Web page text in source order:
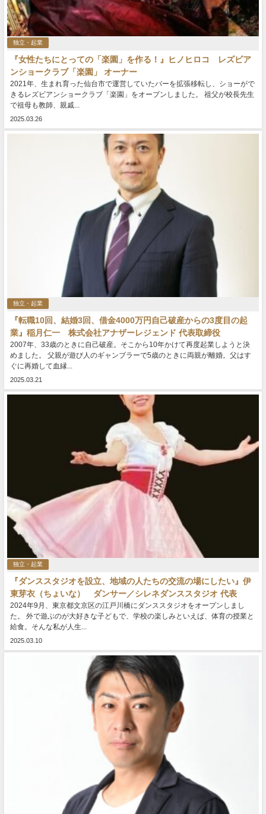
独立・起業
『女性たちにとっての「楽園」を作る！』ヒノヒロコ レズビア
ンショークラブ「楽園」 オーナー
2021年、生まれ育った仙台市で運営していたバーを拡張移転し、ショーがで
きるレズビアンショークラブ「楽園」をオープンしました。 祖父が校長先生
で祖母も教師、親戚...
2025.03.26
独立・起業
『転職10回、結婚3回、借金4000万円自己破産からの3度目の起
業』稲月仁一 株式会社アナザーレジェンド 代表取締役
2007年、33歳のときに自己破産。そこから10年かけて再度起業しようと決
めました。 父親が遊び人のギャンブラーで5歳のときに両親が離婚。父はす
ぐに再婚して血縁...
2025.03.21
独立・起業
『ダンススタジオを設立、地域の人たちの交流の場にしたい』伊
東芽衣（ちょいな） ダンサー／シレネダンススタジオ 代表
2024年9月、東京都文京区の江戸川橋にダンススタジオをオープンしまし
た。 外で遊ぶのが大好きな子どもで、学校の楽しみといえば、体育の授業と
給食。そんな私が人生...
2025.03.10